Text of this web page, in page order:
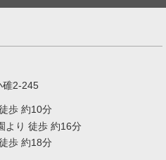
碓2-245
歩 約10分
より 徒歩 約16分
歩 約18分